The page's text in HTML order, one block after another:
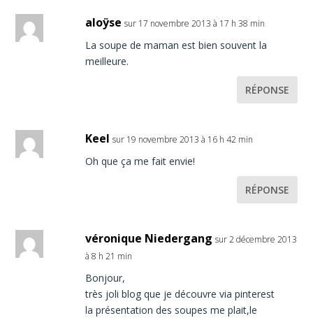
aloÿse sur 17 novembre 2013 à 17 h 38 min
La soupe de maman est bien souvent la
meilleure.
RÉPONSE
Keel sur 19 novembre 2013 à 16 h 42 min
Oh que ça me fait envie!
RÉPONSE
véronique Niedergang sur 2 décembre 2013
à 8 h 21 min
Bonjour,
très joli blog que je découvre via pinterest
la présentation des soupes me plait,le